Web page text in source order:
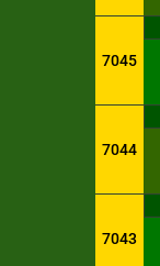
7045
7044
7043